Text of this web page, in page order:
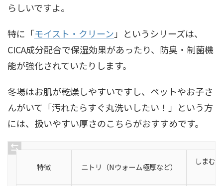
らしいですよ。
特に「モイスト・クリーン 」というシリーズは、
CICA成分配合で保湿効果があったり、防臭・制菌機
能が強化されていたりします。
冬場はお肌が乾燥しやすいですし、ペットやお子さ
んがいて「汚れたらすぐ丸洗いしたい！」という方
には、扱いやすい厚さのこちらがおすすめです。
特徴 ニトリ（Nウォーム極厚など）
しまむ